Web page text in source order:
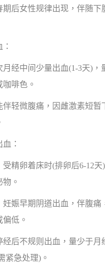
女性规律出现，伴随下
中间少量出血(1-3天)，
啡色。
轻微腹痛，因雌激素短暂
：
卵着床时(排卵后6-12天
。
娠早期阴道出血，伴腹痛
低。
经后不规则出血，量少于月
紧急处理)。